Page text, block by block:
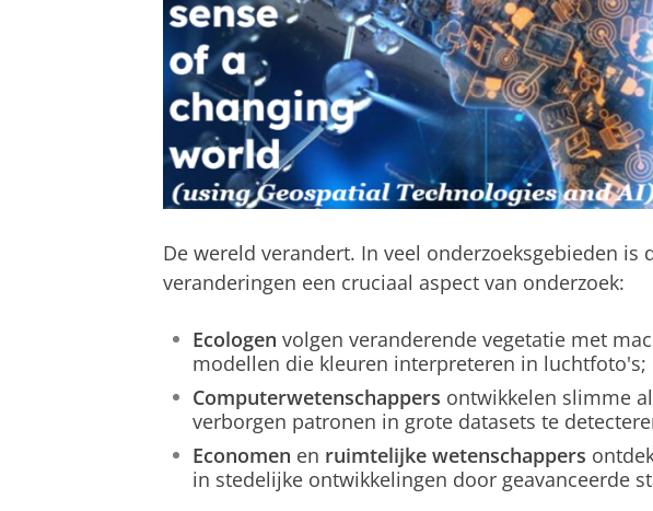
De wereld verandert. In veel onderzoeksgebieden is
veranderingen een cruciaal aspect van onderzoek:
Ecologen volgen veranderende vegetatie met
modellen die kleuren interpreteren in luchtfoto's;
Computerwetenschappers ontwikkelen slimme
verborgen patronen in grote datasets te
Economen en ruimtelijke wetenschappers
in stedelijke ontwikkelingen door geavanceerde